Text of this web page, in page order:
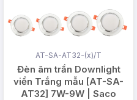
AT-SA-AT32-(x)/T
Đèn âm trần Downlight
viền Trắng mẫu [AT-SA-
AT32] 7W-9W | Saco